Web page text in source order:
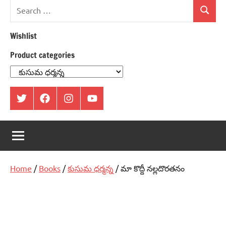
Search
for:
Search
Wishlist
Product categories
ట్విట్టర్
ఫేస్
బుక్
ఇంస్టాగ్రామ్యూట్యూబ్
Home / Books /కుసుమ ధర్మన్న / మా కొద్దీ నల్లదొరతనం